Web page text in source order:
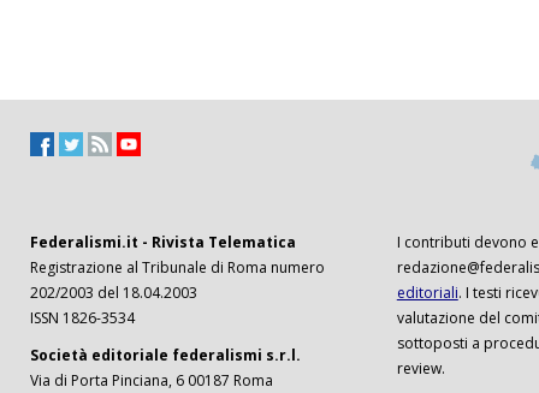
Federalismi.it - Rivista Telematica
Registrazione al Tribunale di Roma numero
202/2003 del 18.04.2003
ISSN 1826-3534
Società editoriale federalismi s.r.l.
Via di Porta Pinciana, 6 00187 Roma
I contributi devono
editoriali. I testi
valutazione del
sottoposti a
review.